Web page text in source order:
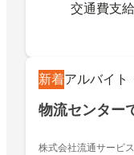
交通費支給
新着アルバイト
物流センター
株式会社流通サービ